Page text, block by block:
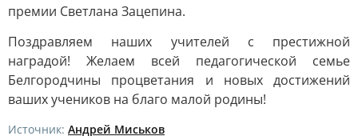
премии Светлана Зацепина.
Поздравляем наших учителей с престижной
наградой! Желаем всей педагогической семье
Белгородчины процветания и новых достижений
ваших учеников на благо малой родины!
Источник: Андрей Миськов